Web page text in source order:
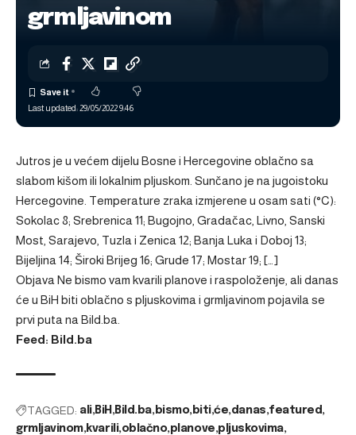
grmljavinom
Last updated: 29/05/2022 9:46
Jutros je u većem dijelu Bosne i Hercegovine oblačno sa
slabom kišom ili lokalnim pljuskom. Sunčano je na jugoistoku
Hercegovine. Temperature zraka izmjerene u osam sati (°C):
Sokolac 8; Srebrenica 11; Bugojno, Gradačac, Livno, Sanski
Most, Sarajevo, Tuzla i Zenica 12; Banja Luka i Doboj 13;
Bijeljina 14; Široki Brijeg 16; Grude 17; Mostar 19; […]
Objava Ne bismo vam kvarili planove i raspoloženje, ali danas
će u BiH biti oblačno s pljuskovima i grmljavinom pojavila se
prvi puta na Bild.ba
Feed: Bild.ba
TAGGED: ali BiH Bild.ba bismo biti će danas featured
grmljavinom kvarili oblačno planove pljuskovima